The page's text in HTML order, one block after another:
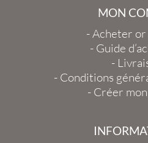
MON
-Acheter or
- Guide
-
- Conditions
- Créer